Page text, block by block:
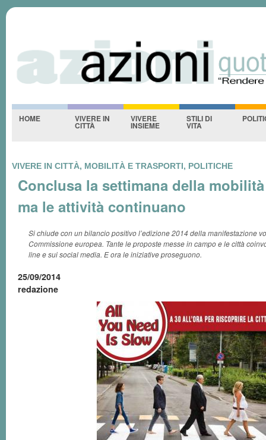
Azioniquotidiane
HOME VIVERE IN
CITTÀ
VIVERE
INSIEME
STILI DI
VITA
VIVERE IN CITTÀ, MOBILITÀ E TRASPORTI, POLITICHE
Conclusa la settimana della
ma le attività continuano
Si chiude con un bilancio positivo l’edizione 2014 della manifestazione
Commissione europea. Tante le proposte messe in campo e le città
line e sui social media. E ora le iniziative proseguono.
25/09/2014
redazione